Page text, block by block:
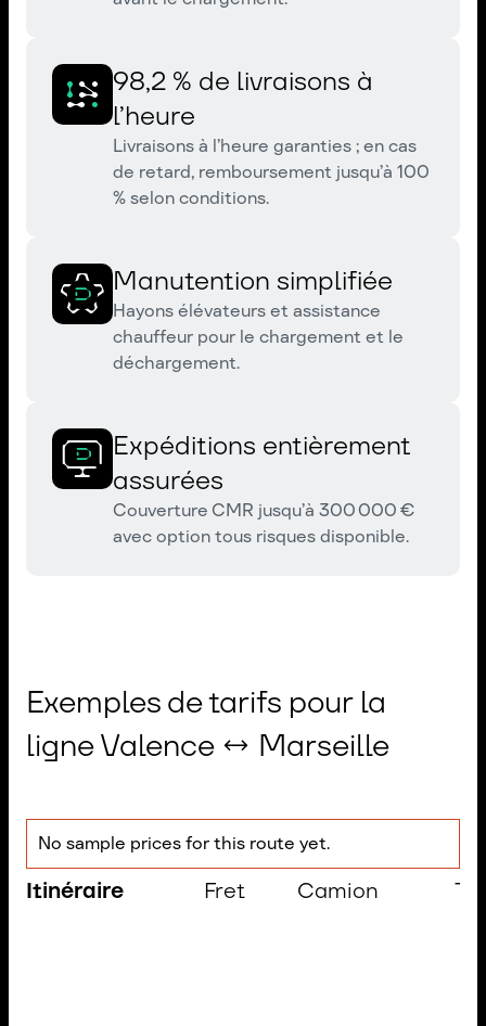
98,2 % de livraisons à
l’heure
Livraisons à l’heure garanties ; en cas
de retard, remboursement jusqu’à 100
% selon conditions.
Manutention simplifiée
Hayons élévateurs et assistance
chauffeur pour le chargement et le
déchargement.
Expéditions entièrement
assurées
Couverture CMR jusqu’à 300 000 €
avec option tous risques disponible.
Exemples de tarifs pour la
ligne Valence ↔ Marseille
No sample prices for this route yet.
Itinéraire Fret Camion